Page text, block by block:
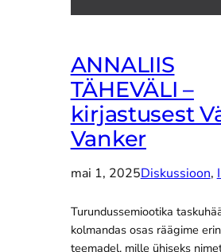
ANNALIIS
TÄHEVÄLI –
kirjastusest
Vanker
mai 1, 2025Diskussioon,
Turundussemiootika
kolmandas osas räägime
teemadel, mille ühiseks